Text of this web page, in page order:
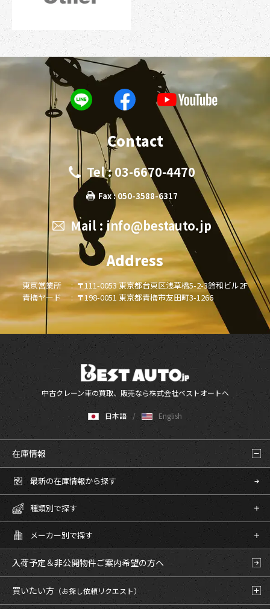
Contact
Tel : 03-6670-4470
Fax : 050-3588-6317
Mail : info@bestauto.jp
Address
東京営業所 : 〒111-0053 東京都台東区浅草橋5-2-3鈴和ビル2F
青梅ヤード : 〒198-0051 東京都青梅市友田町3-1266
中古クレーン車の買取、販売なら株式会社ベストオートへ
日本語 English
在庫情報
最新の在庫情報から探す
種類別で探す
メーカー別で探す
入荷予定＆非公開物件ご案内希望の方へ
買いたい方 （お探し依頼リクエスト）